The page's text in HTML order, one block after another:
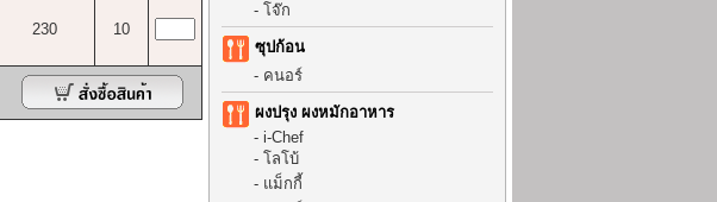
230 10
- โจ๊ก
ซุปก้อน
- คนอร์
ผงปรุง ผงหมักอาหาร
- i-Chef
- โลโบ้
- แม็กกี้